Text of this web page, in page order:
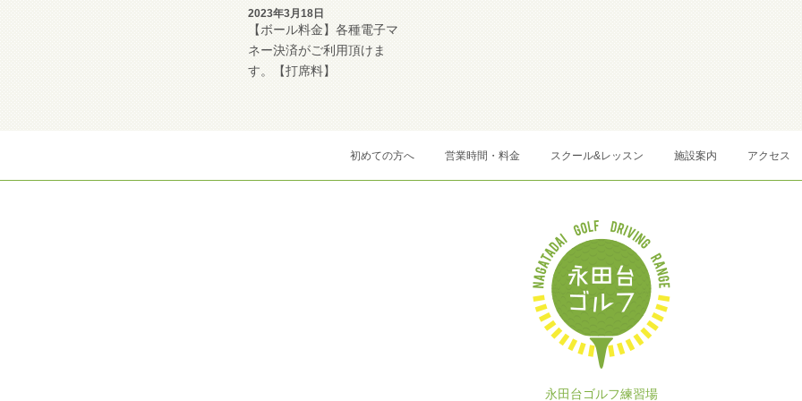
2023年3月18日
【ボール料金】各種電子マ
ネー決済がご利用頂けま
す。【打席料】
初めての方へ 営業時間・料金 スクール&レッスン 施設案内 アクセス
永田台ゴルフ練習場